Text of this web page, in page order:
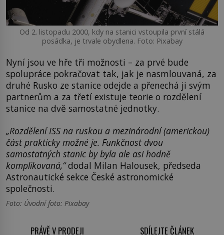
Od 2. listopadu 2000, kdy na stanici vstoupila první stálá
posádka, je trvale obydlena. Foto: Pixabay
Nyní jsou ve hře tři možnosti – za prvé bude
spolupráce pokračovat tak, jak je nasmlouvaná, za
druhé Rusko ze stanice odejde a přenechá ji svým
partnerům a za třetí existuje teorie o rozdělení
stanice na dvě samostatné jednotky.
„Rozdělení ISS na ruskou a mezinárodní (americkou)
část prakticky možné je. Funkčnost dvou
samostatných stanic by byla ale asi hodně
komplikovaná,“dodal Milan Halousek, předseda
Astronautické sekce České astronomické
společnosti.
Foto: Úvodní foto: Pixabay
PRÁVĚ V PRODEJI SDÍLEJTE ČLÁNEK